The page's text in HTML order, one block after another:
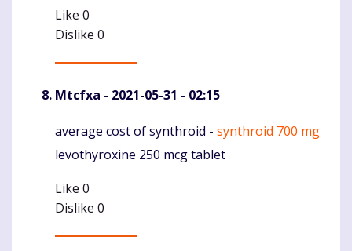
Like 0
Dislike 0
Mtcfxa - 2021-05-31 - 02:15
Komentaras
average cost of synthroid - synthroid 700 mg
levothyroxine 250 mcg tablet
Like 0
Dislike 0